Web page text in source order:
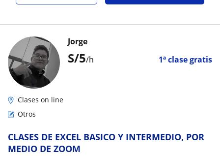
S/5/h 1ª clase gratis
Jorge
Clases on line
Otros
CLASES DE EXCEL BASICO Y INTERMEDIO, POR
MEDIO DE ZOOM